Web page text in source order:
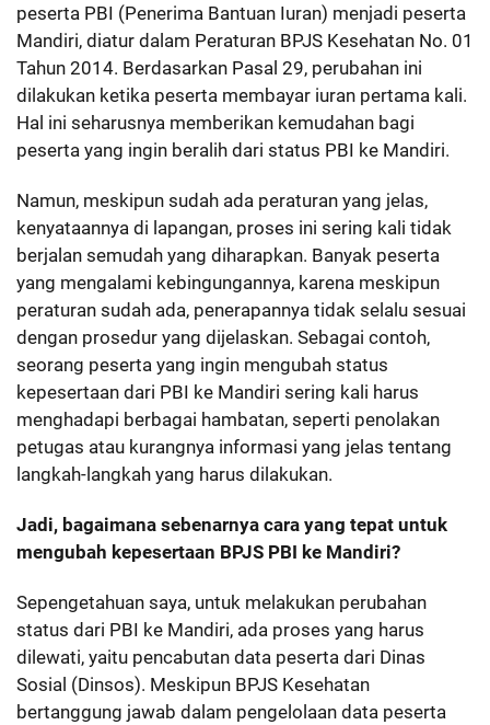
peserta PBI (Penerima Bantuan Iuran) menjadi peserta
Mandiri, diatur dalam Peraturan BPJS Kesehatan No. 01
Tahun 2014. Berdasarkan Pasal 29, perubahan ini
dilakukan ketika peserta membayar iuran pertama kali.
Hal ini seharusnya memberikan kemudahan bagi
peserta yang ingin beralih dari status PBI ke Mandiri.
Namun, meskipun sudah ada peraturan yang jelas,
kenyataannya di lapangan, proses ini sering kali tidak
berjalan semudah yang diharapkan. Banyak peserta
yang mengalami kebingungannya, karena meskipun
peraturan sudah ada, penerapannya tidak selalu sesuai
dengan prosedur yang dijelaskan. Sebagai contoh,
seorang peserta yang ingin mengubah status
kepesertaan dari PBI ke Mandiri sering kali harus
menghadapi berbagai hambatan, seperti penolakan
petugas atau kurangnya informasi yang jelas tentang
langkah-langkah yang harus dilakukan.
Jadi, bagaimana sebenarnya cara yang tepat untuk
mengubah kepesertaan BPJS PBI ke Mandiri?
Sepengetahuan saya, untuk melakukan perubahan
status dari PBI ke Mandiri, ada proses yang harus
dilewati, yaitu pencabutan data peserta dari Dinas
Sosial (Dinsos). Meskipun BPJS Kesehatan
bertanggung jawab dalam pengelolaan data peserta